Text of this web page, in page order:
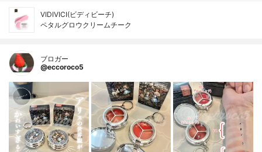
VIDIVICI(ビディビーチ)
ペタルグロウクリームチーク
ブロガー
@eccoroco5